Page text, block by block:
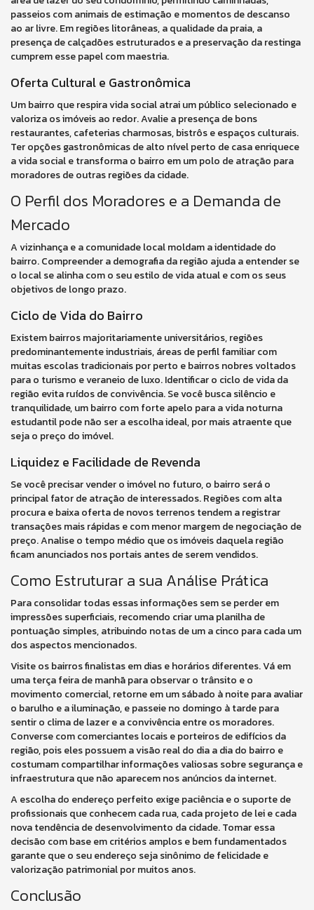
passeios com animais de estimação e momentos de descanso
ao ar livre. Em regiões litorâneas, a qualidade da praia, a
presença de calçadões estruturados e a preservação da restinga
cumprem esse papel com maestria.
Oferta Cultural e Gastronômica
Um bairro que respira vida social atrai um público selecionado e
valoriza os imóveis ao redor. Avalie a presença de bons
restaurantes, cafeterias charmosas, bistrôs e espaços culturais.
Ter opções gastronômicas de alto nível perto de casa enriquece
a vida social e transforma o bairro em um polo de atração para
moradores de outras regiões da cidade.
O Perfil dos Moradores e a Demanda de
Mercado
A vizinhança e a comunidade local moldam a identidade do
bairro. Compreender a demografia da região ajuda a entender se
o local se alinha com o seu estilo de vida atual e com os seus
objetivos de longo prazo.
Ciclo de Vida do Bairro
Existem bairros majoritariamente universitários, regiões
predominantemente industriais, áreas de perfil familiar com
muitas escolas tradicionais por perto e bairros nobres voltados
para o turismo e veraneio de luxo. Identificar o ciclo de vida da
região evita ruídos de convivência. Se você busca silêncio e
tranquilidade, um bairro com forte apelo para a vida noturna
estudantil pode não ser a escolha ideal, por mais atraente que
seja o preço do imóvel.
Liquidez e Facilidade de Revenda
Se você precisar vender o imóvel no futuro, o bairro será o
principal fator de atração de interessados. Regiões com alta
procura e baixa oferta de novos terrenos tendem a registrar
transações mais rápidas e com menor margem de negociação de
preço. Analise o tempo médio que os imóveis daquela região
ficam anunciados nos portais antes de serem vendidos.
Como Estruturar a sua Análise Prática
Para consolidar todas essas informações sem se perder em
impressões superficiais, recomendo criar uma planilha de
pontuação simples, atribuindo notas de um a cinco para cada um
dos aspectos mencionados.
Visite os bairros finalistas em dias e horários diferentes. Vá em
uma terça feira de manhã para observar o trânsito e o
movimento comercial, retorne em um sábado à noite para avaliar
o barulho e a iluminação, e passeie no domingo à tarde para
sentir o clima de lazer e a convivência entre os moradores.
Converse com comerciantes locais e porteiros de edifícios da
região, pois eles possuem a visão real do dia a dia do bairro e
costumam compartilhar informações valiosas sobre segurança e
infraestrutura que não aparecem nos anúncios da internet.
A escolha do endereço perfeito exige paciência e o suporte de
profissionais que conhecem cada rua, cada projeto de lei e cada
nova tendência de desenvolvimento da cidade. Tomar essa
decisão com base em critérios amplos e bem fundamentados
garante que o seu endereço seja sinônimo de felicidade e
valorização patrimonial por muitos anos.
Conclusão